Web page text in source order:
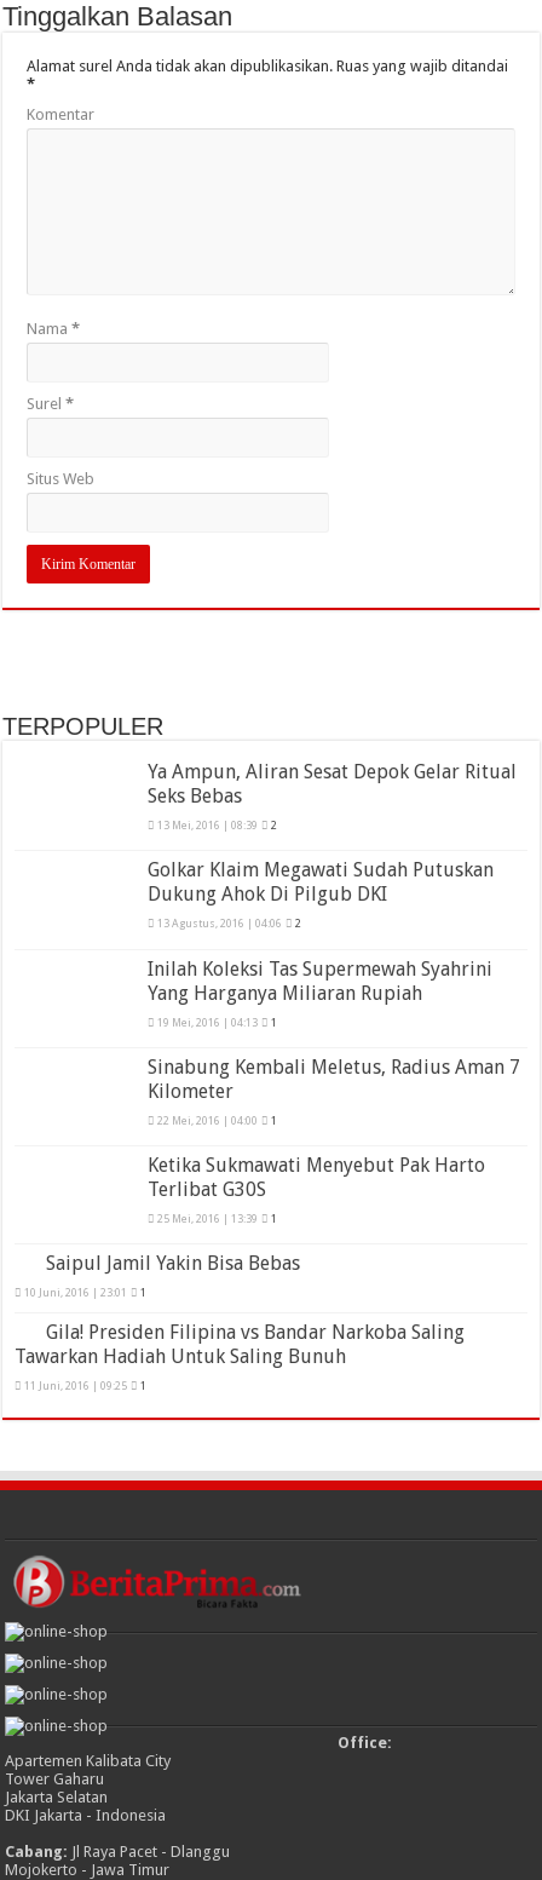
Tinggalkan Balasan
Alamat surel Anda tidak akan dipublikasikan. Ruas yang wajib ditandai
*
Komentar
Nama*
Surel*
Situs Web
TERPOPULER
Ya Ampun, Aliran Sesat Depok Gelar Ritual
Seks Bebas
13 Mei, 2016 | 08:39 2
Golkar Klaim Megawati Sudah Putuskan
Dukung Ahok Di Pilgub DKI
13 Agustus, 2016 | 04:06 2
Inilah Koleksi Tas Supermewah Syahrini
Yang Harganya Miliaran Rupiah
19 Mei, 2016 | 04:13 1
Sinabung Kembali Meletus, Radius Aman 7
Kilometer
22 Mei, 2016 | 04:00 1
Ketika Sukmawati Menyebut Pak Harto
Terlibat G30S
25 Mei, 2016 | 13:39 1
Saipul Jamil Yakin Bisa Bebas
10 Juni, 2016 | 23:01 1
Gila! Presiden Filipina vs Bandar Narkoba Saling
Tawarkan Hadiah Untuk Saling Bunuh
11 Juni, 2016 | 09:25 1
Office:
Apartemen Kalibata City
Tower Gaharu
Jakarta Selatan
DKI Jakarta - Indonesia
Cabang: Jl Raya Pacet - Dlanggu
Mojokerto - Jawa Timur